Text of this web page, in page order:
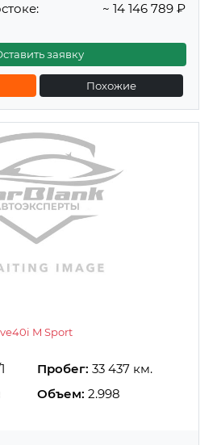
~ 14 146 789 ₽
заявку
Похожие
M Sport
Пробег: 33 437 км.
Объем: 2.998